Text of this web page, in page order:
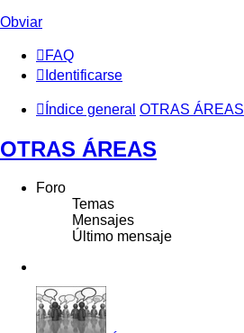
Obviar
FAQ
Identificarse
Índice general OTRAS ÁREAS
OTRAS ÁREAS
Foro
Temas
Mensajes
Último mensaje